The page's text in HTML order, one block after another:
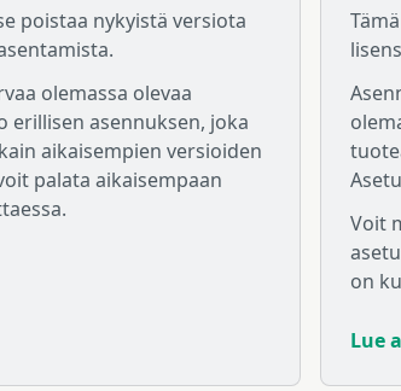
poistaa nykyistä versiota
olemassa olevaa
erillisen asennuksen, joka
aikaisempien versioiden
palata aikaisempaan
Voit
on
Lue